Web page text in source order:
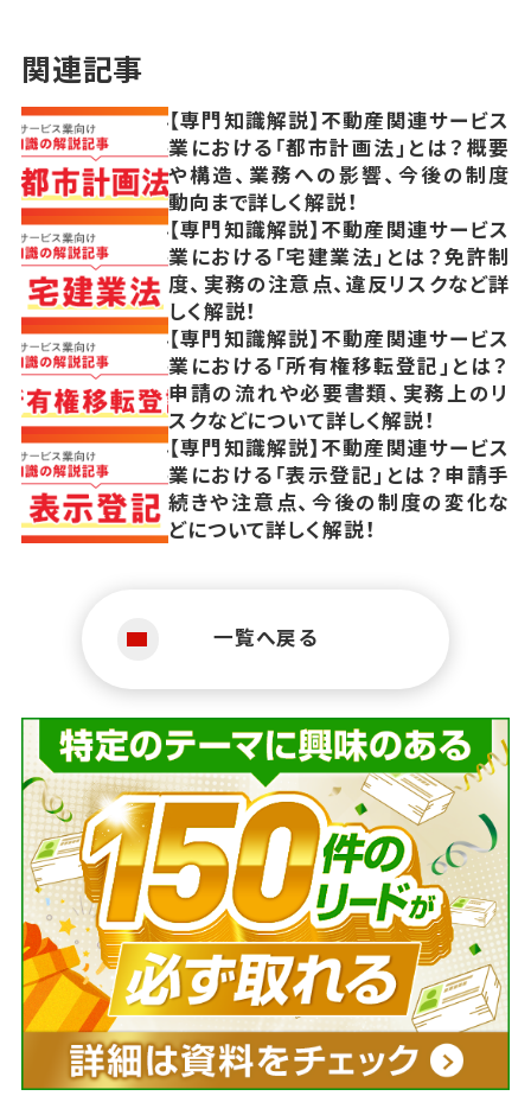
関連記事
【専門知識解説】不動産関連サービス
業における「都市計画法」とは？概要
や構造、業務への影響、今後の制度
動向まで詳しく解説！
【専門知識解説】不動産関連サービス
業における「宅建業法」とは？免許制
度、実務の注意点、違反リスクなど詳
しく解説！
【専門知識解説】不動産関連サービス
業における「所有権移転登記」とは？
申請の流れや必要書類、実務上のリ
スクなどについて詳しく解説！
【専門知識解説】不動産関連サービス
業における「表示登記」とは？申請手
続きや注意点、今後の制度の変化な
どについて詳しく解説！
一覧へ戻る